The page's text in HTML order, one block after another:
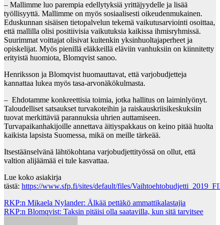
– Mallimme luo parempia edellytyksiä yrittäjyydelle ja lisää
työllisyyttä. Mallimme on myös sosiaalisesti oikeudenmukainen.
Eduskunnan sisäisen tietopalvelun tekemä vaikutusarviointi osoittaa,
että mallilla olisi positiivisia vaikutuksia kaikissa ihmisryhmissä.
Suurimmat voittajat olisivat kuitenkin yksinhuoltajaperheet ja
opiskelijat. Myös pienillä eläkkeillä eläviin vanhuksiin on kiinnitetty
erityistä huomiota, Blomqvist sanoo.
Henriksson ja Blomqvist huomauttavat, että varjobudjetteja
kannattaa lukea myös tasa-arvonäkökulmasta.
– Ehdotamme konkreettisia toimia, jotka hallitus on laiminlyönyt.
Taloudelliset satsaukset turvakoteihin ja raiskauskriisikeskuksiin
tuovat merkittäviä parannuksia uhrien auttamiseen.
Turvapaikanhakijoille annettava äitiyspakkaus on keino pitää huolta
kaikista lapsista Suomessa, mikä on meille tärkeää.
Itsestäänselvänä lähtökohtana varjobudjettityössä on ollut, että
valtion alijäämää ei tule kasvattaa.
Lue koko asiakirja
tästä: https://www.sfp.fi/sites/default/files/
Post
navigation
RKP:n Mikaela Nylander: Älkää pettäkö ammattikalastajia
RKP:n Blomqvist: Taksin pitäisi olla saatavilla, kun sitä tarvitsee